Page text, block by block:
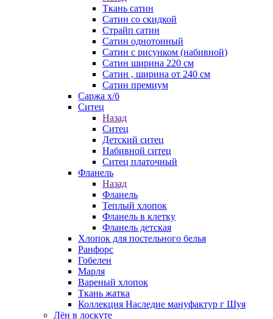
Ткань сатин
Сатин со скидкой
Страйп сатин
Сатин однотонный
Сатин с рисунком (набивной)
Сатин ширина 220 см
Сатин , ширина от 240 см
Сатин премиум
Саржа х/б
Ситец
Назад
Ситец
Детский ситец
Набивной ситец
Ситец платочный
Фланель
Назад
Фланель
Теплый хлопок
Фланель в клетку
Фланель детская
Хлопок для постельного белья
Ранфорс
Гобелен
Марля
Вареный хлопок
Ткань жатка
Коллекция Наследие мануфактур г Шуя
Лён в лоскуте